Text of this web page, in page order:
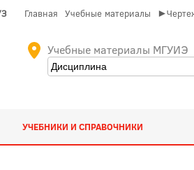
Главная Учебные материалы
Учебные материалы МГУИЭ
УЧЕБНИКИ И СПРАВОЧНИКИ